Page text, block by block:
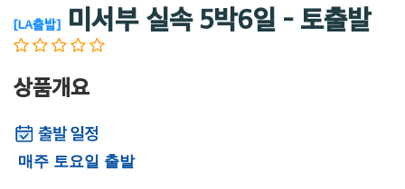
[LA출발] 미서부 실속 5박6일 - 토출발
상품개요
매주 토요일 출발